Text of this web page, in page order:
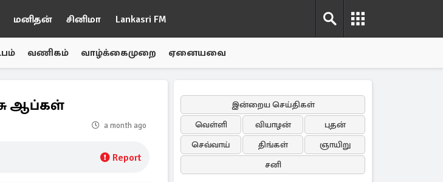
மனிதன் சினிமா Lankasri FM
வணிகம் வாழ்க்கைமுறை ஏனையவை
ஆப்கள்
a month ago
Report
இன்றைய செய்திகள்
வெள்ளி
வியாழன்
புதன்
செவ்வாய்
திங்கள்
ஞாயிறு
சனி